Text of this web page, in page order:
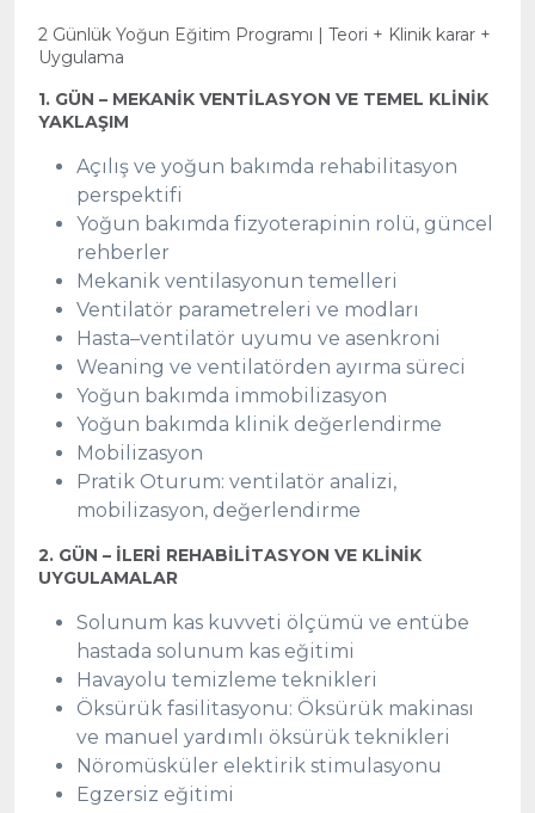
2 Günlük Yoğun Eğitim Programı | Teori + Klinik karar +
Uygulama
1. GÜN – MEKANİK VENTİLASYON VE TEMEL KLİNİK
YAKLAŞIM
Açılış ve yoğun bakımda rehabilitasyon
perspektifi
Yoğun bakımda fizyoterapinin rolü, güncel
rehberler
Mekanik ventilasyonun temelleri
Ventilatör parametreleri ve modları
Hasta–ventilatör uyumu ve asenkroni
Weaning ve ventilatörden ayırma süreci
Yoğun bakımda immobilizasyon
Yoğun bakımda klinik değerlendirme
Mobilizasyon
Pratik Oturum: ventilatör analizi,
mobilizasyon, değerlendirme
2. GÜN – İLERİ REHABİLİTASYON VE KLİNİK
UYGULAMALAR
Solunum kas kuvveti ölçümü ve entübe
hastada solunum kas eğitimi
Havayolu temizleme teknikleri
Öksürük fasilitasyonu: Öksürük makinası
ve manuel yardımlı öksürük teknikleri
Nöromüsküler elektirik stimulasyonu
Egzersiz eğitimi